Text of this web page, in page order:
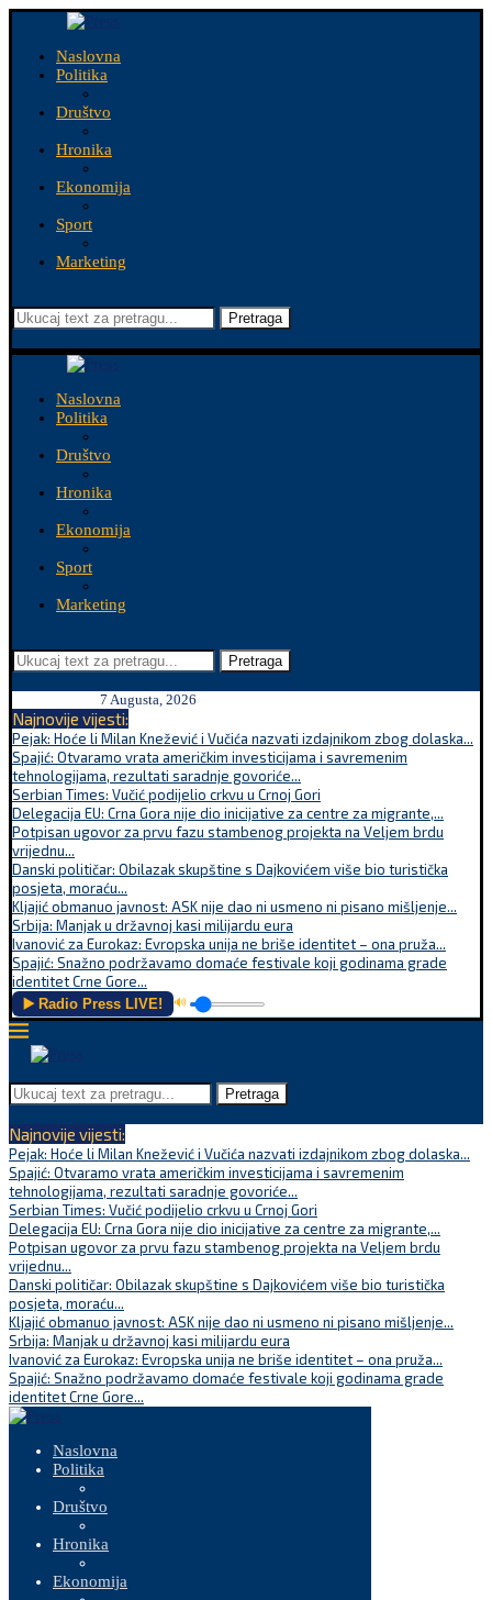
Naslovna
Politika
Društvo
Hronika
Ekonomija
Sport
Marketing
Pretraga
Naslovna
Politika
Društvo
Hronika
Ekonomija
Sport
Marketing
Pretraga
7 Augusta, 2026
Najnovije vijesti:
Pejak: Hoće li Milan Knežević i Vučića nazvati izdajnikom zbog dolaska...
Spajić: Otvaramo vrata američkim investicijama i savremenim
tehnologijama, rezultati saradnje govoriće...
Serbian Times: Vučić podijelio crkvu u Crnoj Gori
Delegacija EU: Crna Gora nije dio inicijative za centre za migrante,...
Potpisan ugovor za prvu fazu stambenog projekta na Veljem brdu
vrijednu...
Danski političar: Obilazak skupštine s Dajkovićem više bio turistička
posjeta, moraću...
Kljajić obmanuo javnost: ASK nije dao ni usmeno ni pisano mišljenje...
Srbija: Manjak u državnoj kasi milijardu eura
Ivanović za Eurokaz: Evropska unija ne briše identitet – ona pruža...
Spajić: Snažno podržavamo domaće festivale koji godinama grade
identitet Crne Gore...
▶️ Radio Press LIVE! 🔊
Pretraga
Najnovije vijesti:
Pejak: Hoće li Milan Knežević i Vučića nazvati izdajnikom zbog dolaska...
Spajić: Otvaramo vrata američkim investicijama i savremenim
tehnologijama, rezultati saradnje govoriće...
Serbian Times: Vučić podijelio crkvu u Crnoj Gori
Delegacija EU: Crna Gora nije dio inicijative za centre za migrante,...
Potpisan ugovor za prvu fazu stambenog projekta na Veljem brdu
vrijednu...
Danski političar: Obilazak skupštine s Dajkovićem više bio turistička
posjeta, moraću...
Kljajić obmanuo javnost: ASK nije dao ni usmeno ni pisano mišljenje...
Srbija: Manjak u državnoj kasi milijardu eura
Ivanović za Eurokaz: Evropska unija ne briše identitet – ona pruža...
Spajić: Snažno podržavamo domaće festivale koji godinama grade
identitet Crne Gore...
Naslovna
Politika
Društvo
Hronika
Ekonomija